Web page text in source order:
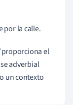
por la calle.
proporciona el
adverbial
un contexto